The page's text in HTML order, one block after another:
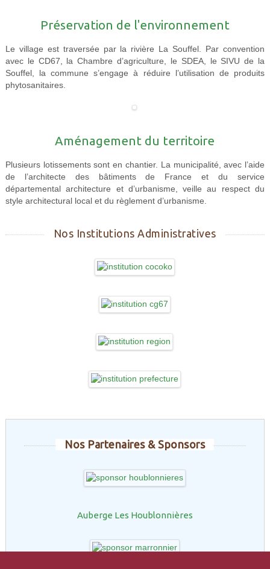
Préservation de l'environnement
Le village est traversée par la rivière La Souffel. Par convention
avec le CD67, la Chambre d’agriculture, le SDEA, le SIVU de la
Souffel, la commune s’engage à réduire l’utilisation de produits
phytosanitaires.
Aménagement du territoire
Plusieurs lotissements sont en chantier. La municipalité, avec l’aide
de l’architecte des bâtiments de France et du service
départemental architecture et d’urbanisme, veille au respect du
style architectural local et du règlement d’urbanisme.
Nos Institutions Administratives
Nos Partenaires & Sponsors
Auberge Les Houblonnières